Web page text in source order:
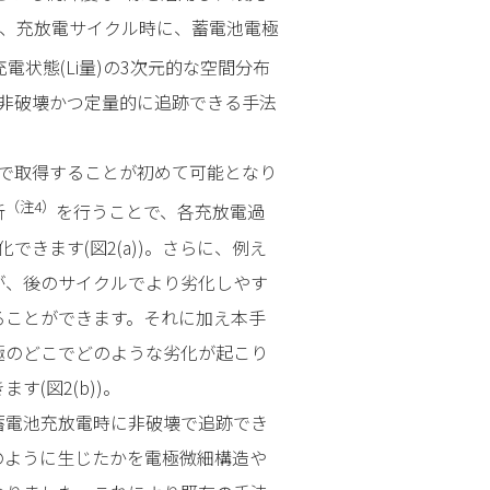
充放電サイクル時に、蓄電池電極
状態(Li量)の3次元的な空間分布
破壊かつ定量的に追跡できる手法
得することが初めて可能となり
（注4） を行うことで、各充放電過
できます(図2(a))。さらに、例え
後のサイクルでより劣化しやす
とができます。それに加え本手
どこでどのような劣化が起こり
す(図2(b))。
池充放電時に非破壊で追跡でき
うに生じたかを電極微細構造や